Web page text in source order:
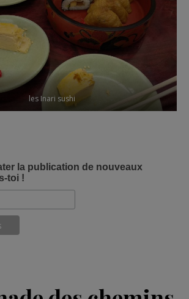
les Inari sushi
la publication de nouveaux
toi !